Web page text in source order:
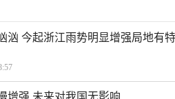
汹 今起浙江雨势明显增强局地有
增强 未来对我国无影响